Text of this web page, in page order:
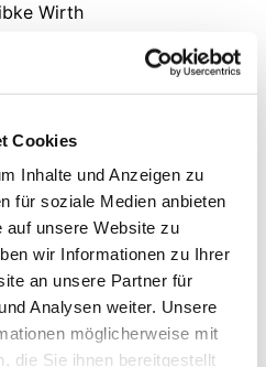
Cookies
Inhalte und Anzeigen zu
für soziale Medien anbieten
auf unsere Website zu
wir Informationen zu Ihrer
an unsere Partner für
Analysen weiter. Unsere
möglicherweise mit
die Sie ihnen bereitgestellt
Wirth
des WERK 3 Hamburg
der Handball Performance Hub
Wirth Physiotherapeutin der
Frauen.